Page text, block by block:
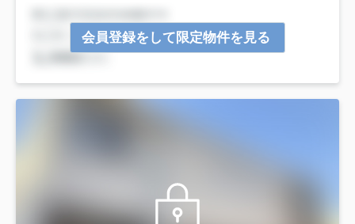
会員登録をして限定物件を見る